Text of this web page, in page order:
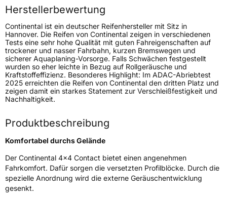
Höchstlast1090 kg
Gewicht (in kg) 16,26 kg
Generelle Merkmale
FahrzeugtypSUV
VerwendungSommerreifen
Modellname4X4 Contact
Weitere Eigenschaften
SchlauchtypTL
Zustand Neureifen
Herstellerbewertung
Continental ist ein deutscher Reifenhersteller mit Sitz in
Hannover. Die Reifen von Continental zeigen in verschiedenen
Tests eine sehr hohe Qualität mit guten Fahreigenschaften auf
trockener und nasser Fahrbahn, kurzen Bremswegen und
sicherer Aquaplaning-Vorsorge. Falls Schwächen festgestellt
wurden so eher leichte in Bezug auf Rollgeräusche und
Kraftstoffeffizienz. Besonderes Highlight: Im ADAC-Abriebtest
2025 erreichten die Reifen von Continental den dritten Platz und
zeigen damit ein starkes Statement zur Verschleißfestigkeit und
Nachhaltigkeit.
Produktbeschreibung
Komfortabel durchs Gelände
Der Continental 4x4 Contact bietet einen angenehmen
Fahrkomfort. Dafür sorgen die versetzten Profilblöcke. Durch die
spezielle Anordnung wird die externe Geräuschentwicklung
gesenkt.